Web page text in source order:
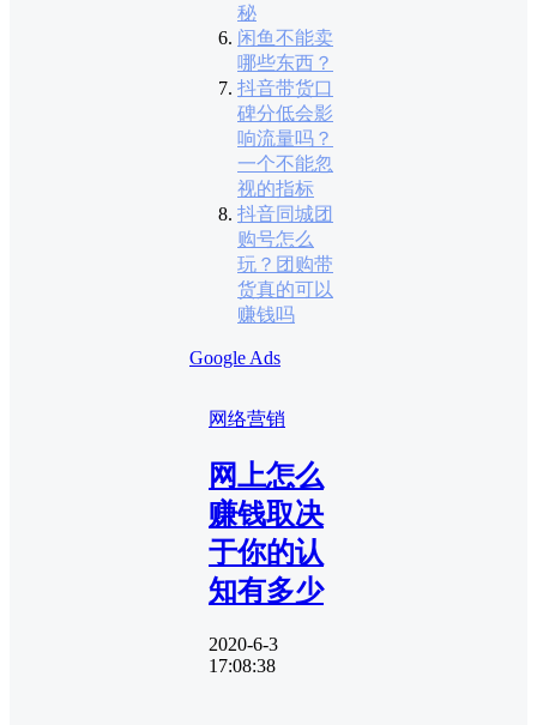
秘
闲鱼不能卖
哪些东西？
抖音带货口
碑分低会影
响流量吗？
一个不能忽
视的指标
抖音同城团
购号怎么
玩？团购带
货真的可以
赚钱吗
Google Ads
网络营销
网上怎么
赚钱取决
于你的认
知有多少
2020-6-3
17:08:38